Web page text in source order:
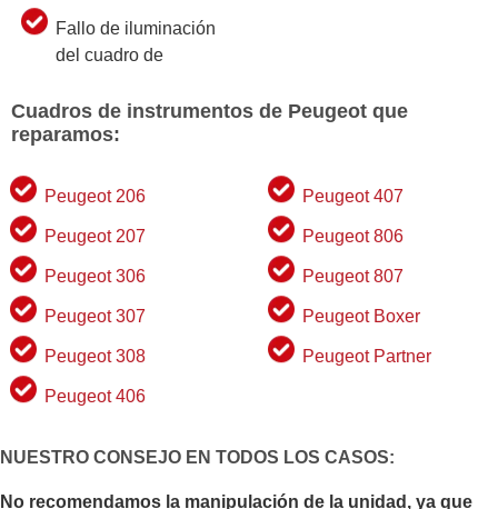
Fallo de iluminación
del cuadro de
Cuadros de instrumentos de Peugeot que
reparamos:
Peugeot 206
Peugeot 207
Peugeot 306
Peugeot 307
Peugeot 308
Peugeot 406
Peugeot 407
Peugeot 806
Peugeot 807
Peugeot Boxer
Peugeot Partner
NUESTRO CONSEJO EN TODOS LOS CASOS:
No recomendamos la manipulación de la unidad, ya que